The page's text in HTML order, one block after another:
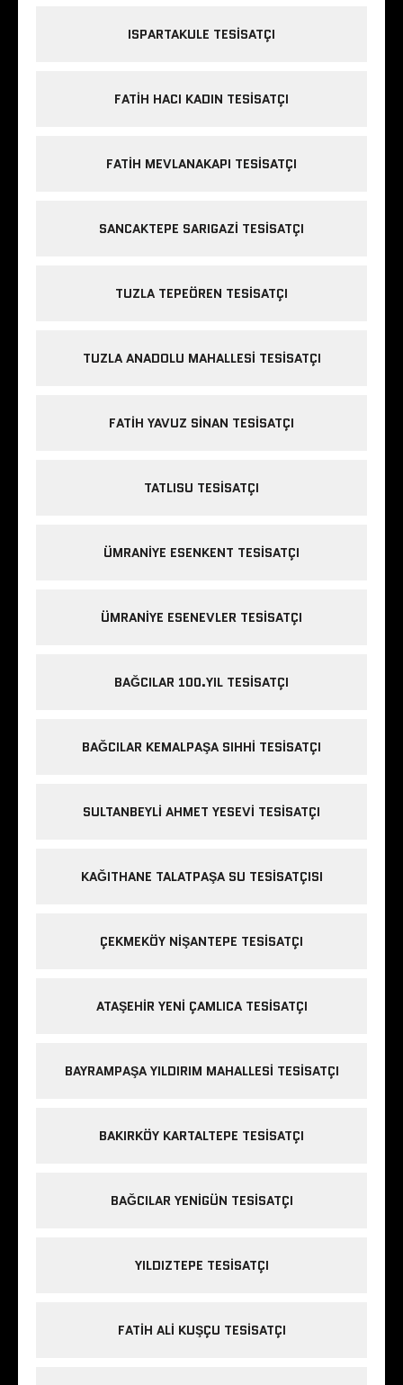
ISPARTAKULE TESISATÇI
FATIH HACI KADIN TESISATÇI
FATIH MEVLANAKAPI TESISATÇI
SANCAKTEPE SARIGAZI TESISATÇI
TUZLA TEPEÖREN TESISATÇI
TUZLA ANADOLU MAHALLESI TESISATÇI
FATIH YAVUZ SINAN TESISATÇI
TATLISU TESISATÇI
ÜMRANIYE ESENKENT TESISATÇI
ÜMRANIYE ESENEVLER TESISATÇI
BAĞCILAR 100.YIL TESISATÇI
BAĞCILAR KEMALPAŞA SIHHI TESISATÇI
SULTANBEYLI AHMET YESEVI TESISATÇI
KAĞITHANE TALATPAŞA SU TESISATÇISI
ÇEKMEKÖY NIŞANTEPE TESISATÇI
ATAŞEHIR YENI ÇAMLICA TESISATÇI
BAYRAMPAŞA YILDIRIM MAHALLESI TESISATÇI
BAKIRKÖY KARTALTEPE TESISATÇI
BAĞCILAR YENIGÜN TESISATÇI
YILDIZTEPE TESISATÇI
FATIH ALI KUŞÇU TESISATÇI